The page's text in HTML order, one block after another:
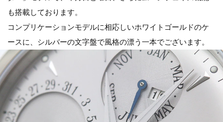
も搭載しております。
コンプリケーションモデルに相応しいホワイトゴールドのケ
ースに、シルバーの文字盤で風格の漂う一本でございます。